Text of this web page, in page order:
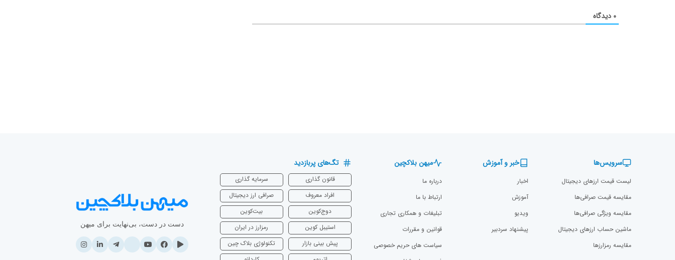
۰ دیدگاه
سرویس‌ها
لیست قیمت ارزهای دیجیتال
مقایسه قیمت صرافی‌ها
مقایسه ویژگی صرافی‌ها
ماشین حساب ارزهای دیجیتال
مقایسه رمزارز‌ها
خبر و آموزش
اخبار
آموزش
ویدیو
پیشنهاد سردبیر
میهن بلاکچین
درباره ما
ارتباط با ما
تبلیغات و همکاری تجاری
قوانین و مقررات
سیاست های حریم خصوصی
تگ‌های پربازدید
قانون گذاری
سرمایه‌ گذاری
افراد معروف
صرافی ارز دیجیتال
دوج‌کوین
بیت‌کوین
استیبل کوین
رمزارز در ایران
پیش بینی بازار
تکنولوژی بلاک چین
دست در دست، بی‌نهایت برای میهن